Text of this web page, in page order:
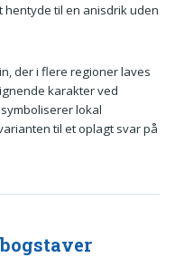
hentyde til en anisdrik uden
der i flere regioner laves
karakter ved
lokal
til et oplagt svar på